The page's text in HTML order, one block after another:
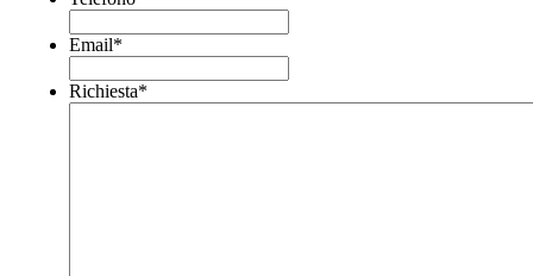
Email*
Richiesta*